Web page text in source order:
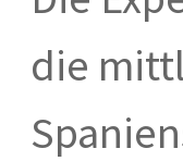
die